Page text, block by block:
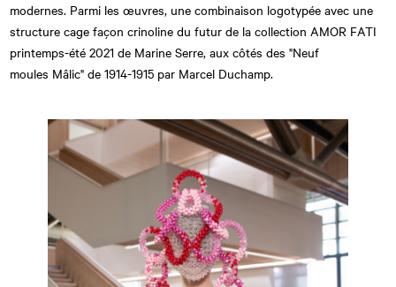
modernes. Parmi les œuvres, une combinaison logotypée avec une
structure cage façon crinoline du futur de la collection AMOR FATI
printemps-été 2021 de Marine Serre, aux côtés des "Neuf
moules Mâlic" de 1914-1915 par Marcel Duchamp.